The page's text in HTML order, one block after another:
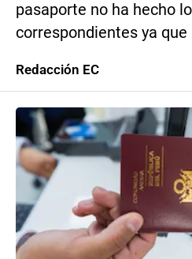
pasaporte no ha hecho
correspondientes ya que
Redacción EC